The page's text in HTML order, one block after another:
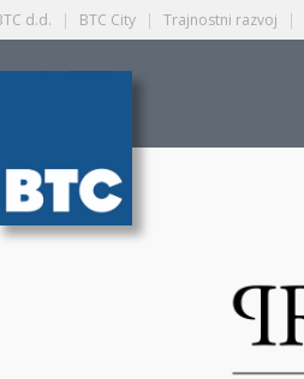
d.d. | BTC City | Trajnostni razvoj |